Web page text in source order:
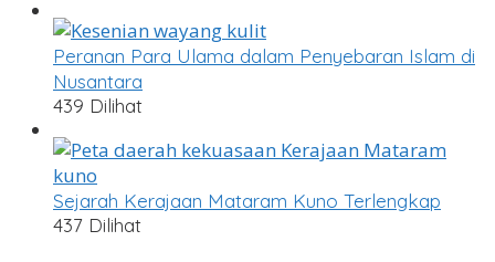
Peranan Para Ulama dalam Penyebaran Islam di
Nusantara
439 Dilihat
Sejarah Kerajaan Mataram Kuno Terlengkap
437 Dilihat